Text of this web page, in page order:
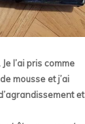
l’ai pris comme
mousse et j’ai
et